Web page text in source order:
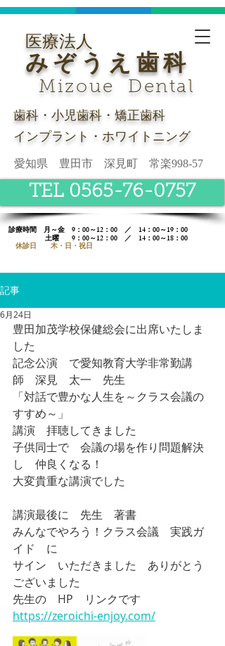
医療法人
みぞうえ歯科
Mizoue Dental
歯科・小児歯科・矯正歯科
インプラント・ホワイトニング
愛知県 豊田市 深見町 常楽998-57
TEL 0565-76-0757
診療時間​ 月～金 9：00～12：00 ／ 14：00～19：00
土曜 9：00～12：00 ／ 14：00～18：00
休診日 木・日・祝日
記事
6月24日
豊田加茂学校保健総会に出席いたしま
した
記念公演　で愛知教育大学非常勤講
師　深見　太一　先生
「対話で豊かな人生を～クラス会議の
すすめ～」
講演　拝聴してきました
子供同士で　会議の場を作り問題解決
し　仲良くなる！
大変貴重な講演でした
講演最後に　先生　著書
みんなでやろう！クラス会議　実践ガ
イド　に
サイン　いただきました　ありがとう
ございました
先生の　HP　リンクです
https://zeroichi-enjoy.com/